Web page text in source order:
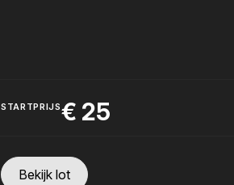
STARTPRIJS€ 25
Bekijk lot